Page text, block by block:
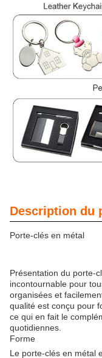
Description du
Porte-clés en métal
Présentation du porte-
incontournable pour
organisées et
qualité est conçu pour
ce qui en fait le
quotidiennes.
Forme
Le porte-clés en métal